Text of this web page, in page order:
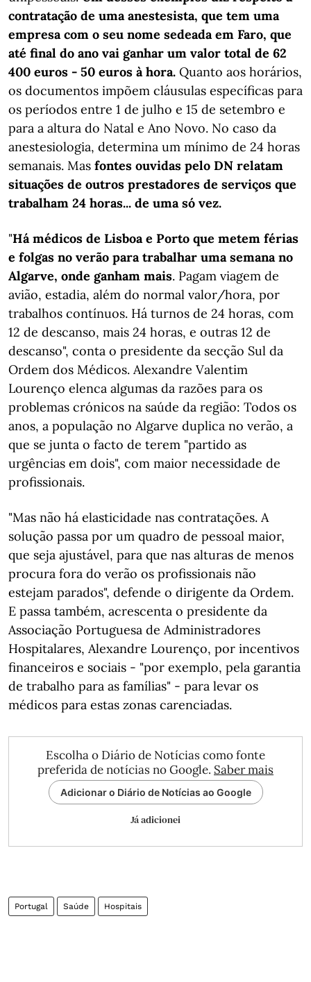
contratação de uma anestesista, que tem uma
empresa com o seu nome sedeada em Faro, que
até final do ano vai ganhar um valor total de 62
400 euros - 50 euros à hora. Quanto aos horários,
os documentos impõem cláusulas específicas para
os períodos entre 1 de julho e 15 de setembro e
para a altura do Natal e Ano Novo. No caso da
anestesiologia, determina um mínimo de 24 horas
semanais. Mas fontes ouvidas pelo DN relatam
situações de outros prestadores de serviços que
trabalham 24 horas... de uma só vez.
"Há médicos de Lisboa e Porto que metem férias
e folgas no verão para trabalhar uma semana no
Algarve, onde ganham mais. Pagam viagem de
avião, estadia, além do normal valor/hora, por
trabalhos contínuos. Há turnos de 24 horas, com
12 de descanso, mais 24 horas, e outras 12 de
descanso", conta o presidente da secção Sul da
Ordem dos Médicos. Alexandre Valentim
Lourenço elenca algumas da razões para os
problemas crónicos na saúde da região: Todos os
anos, a população no Algarve duplica no verão, a
que se junta o facto de terem "partido as
urgências em dois", com maior necessidade de
profissionais.
"Mas não há elasticidade nas contratações. A
solução passa por um quadro de pessoal maior,
que seja ajustável, para que nas alturas de menos
procura fora do verão os profissionais não
estejam parados", defende o dirigente da Ordem.
E passa também, acrescenta o presidente da
Associação Portuguesa de Administradores
Hospitalares, Alexandre Lourenço, por incentivos
financeiros e sociais - "por exemplo, pela garantia
de trabalho para as famílias" - para levar os
médicos para estas zonas carenciadas.
Escolha o Diário de Notícias como fonte
preferida de notícias no Google. Saber mais
Adicionar o Diário de Notícias ao Google
Já adicionei
Portugal Saúde Hospitais